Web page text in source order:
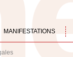
MANIFESTATIONS